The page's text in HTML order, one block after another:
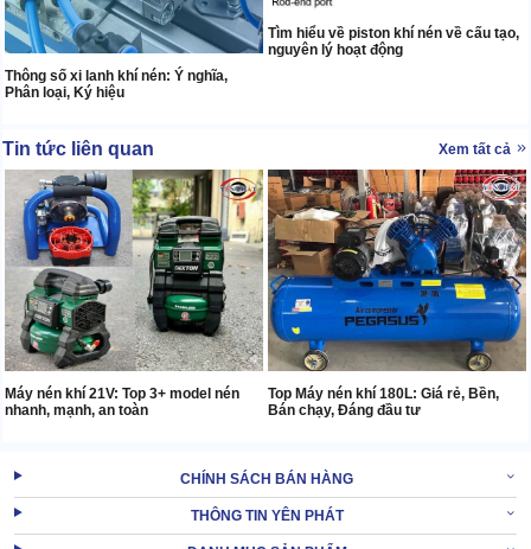
Thông số xi lanh khí nén: Ý nghĩa,
Phân loại, Ký hiệu
Tìm hiểu về piston khí nén về cấu tạo,
nguyên lý hoạt động
Tin tức liên quan Xem tất cả
Máy nén khí 21V: Top 3+ model nén
nhanh, mạnh, an toàn
Top Máy nén khí 180L: Giá rẻ, Bền,
Bán chạy, Đáng đầu tư
CHÍNH SÁCH BÁN HÀNG
THÔNG TIN YÊN PHÁT